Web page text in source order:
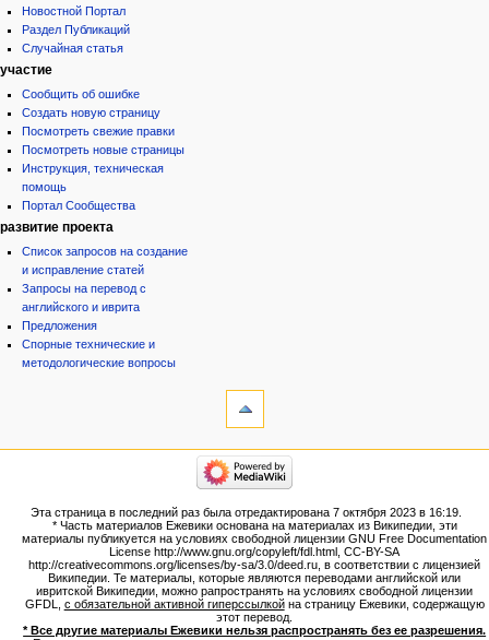
Новостной Портал
Раздел Публикаций
Случайная статья
участие
Сообщить об ошибке
Создать новую страницу
Посмотреть свежие правки
Посмотреть новые страницы
Инструкция, техническая
помощь
Портал Сообщества
развитие проекта
Список запросов на создание
и исправление статей
Запросы на перевод с
английского и иврита
Предложения
Спорные технические и
методологические вопросы
Версия
для
Постоянная
ссылка
Сведения
о странице
категории
Народ
Проекты
Проекты/Участники/
дополнения
Публикации:Авторы
Публикации:Статьи по типу
Темы
ежевиковый куст
Эта страница в последний раз была отредактирована 7 октября 2023 в 16:19.
* Часть материалов Ежевики основана на материалах из Википедии, эти
материалы публикуется на условиях свободной лицензии GNU Free Documentation
License http://www.gnu.org/copyleft/fdl.html, CC-BY-SA
http://creativecommons.org/licenses/by-sa/3.0/deed.ru, в соответствии с лицензией
Википедии. Те материалы, которые являются переводами английской или
ивритской Википедии, можно рапространять на условиях свободной лицензии
GFDL, с обязательной активной гиперссылкойна страницу Ежевики, содержащую
этот перевод.
* Все другие материалы Ежевики нельзя распространять без ее разрешения.